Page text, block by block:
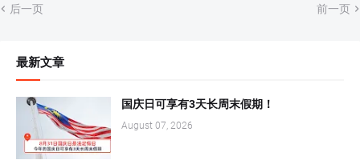
后一页 前一页
最新文章
国庆日可享有3天长周末假期！
August 07, 2026